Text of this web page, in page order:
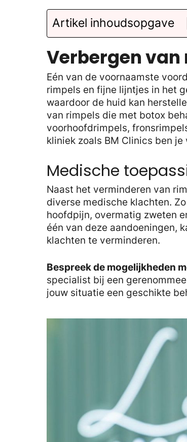
Artikel inhoudsopgave
Verbergen
Eén van de voornaamste
rimpels en fijne lijntjes in het
waardoor de huid kan
van rimpels die met botox
voorhoofdrimpels,
kliniek zoals BM Clinics ben
Medische
Naast het verminderen van
diverse medische klachten.
hoofdpijn, overmatig zweten
één van deze aandoeningen,
klachten te verminderen.
Bespreek de mogelijkheden
specialist bij een
jouw situatie een geschikte